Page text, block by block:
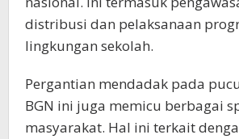
distribusi dan pelaksanaan
lingkungan sekolah.
Pergantian mendadak pada
BGN ini juga memicu berbagai
masyarakat. Hal ini terkait